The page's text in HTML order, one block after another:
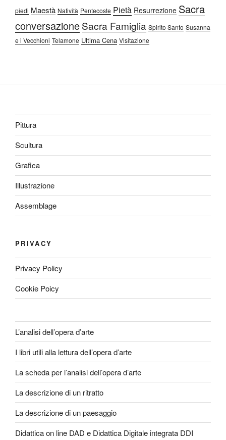
piedi Maestà Natività Pentecoste Pietà Resurrezione Sacra
conversazioneSacra Famiglia Spirito Santo Susanna
e i Vecchioni Telamone Ultima Cena Visitazione
Pittura
Scultura
Grafica
Illustrazione
Assemblage
PRIVACY
Privacy Policy
Cookie Poicy
L’analisi dell’opera d’arte
I libri utili alla lettura dell’opera d’arte
La scheda per l’analisi dell’opera d’arte
La descrizione di un ritratto
La descrizione di un paesaggio
Didattica on line DAD e Didattica Digitale integrata DDI